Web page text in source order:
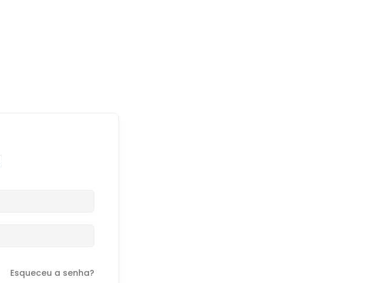
Esqueceu a senha?